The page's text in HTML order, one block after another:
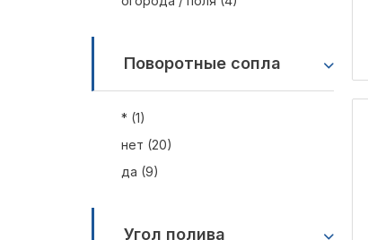
Поворотные сопла
* (1)
нет (20)
да (9)
Угол полива